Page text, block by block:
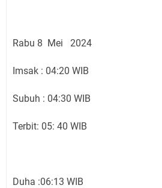
Rabu 8 Mei 2024
Imsak : 04:20 WIB
Subuh : 04:30 WIB
Terbit: 05: 40 WIB
Duha :06:13 WIB